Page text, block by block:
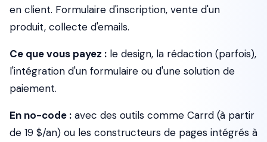
en client. Formulaire d'inscription, vente d'un
produit, collecte d'emails.
Ce que vous payez : le design, la rédaction (parfois),
l'intégration d'un formulaire ou d'une solution de
paiement.
En no-code : avec des outils comme Carrd (à partir
de 19 $/an) ou les constructeurs de pages intégrés à